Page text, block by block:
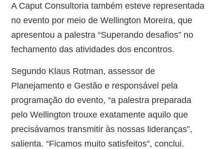
​A Caput Consultoria também esteve representada
no evento por meio de Wellington Moreira, que
apresentou a palestra “Superando desafios”​ no
fechamento das atividades dos encontros.
Segundo Klaus Rotman, assessor de
Planejamento e Gestão e responsável pela
programação do evento, “a palestra preparada
pelo Wellington trouxe exatamente aquilo que
precisávamos transmitir às nossas lideranças”,
salienta. “Ficamos muito satisfeitos”, conclui.